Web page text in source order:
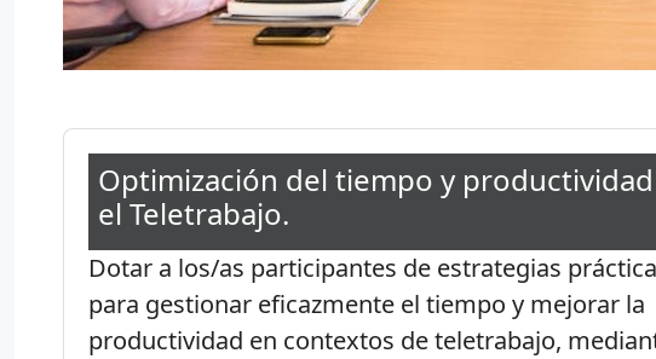
Optimización del tiempo y
el Teletrabajo.
Dotar a los/as participantes de estrategias
para gestionar eficazmente el tiempo y mejorar la
productividad en contextos de teletrabajo,